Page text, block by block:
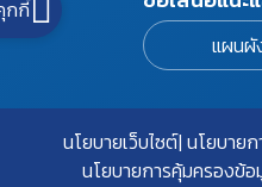
แผนผั
นโยบายเว็บไซต์ นโยบาย
นโยบายการคุ้มครองข้
กกี้